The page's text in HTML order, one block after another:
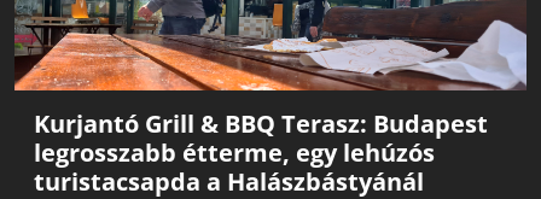
Kurjantó Grill & BBQ Terasz: Budapest
legrosszabb étterme, egy lehúzós
turistacsapda a Halászbástyánál